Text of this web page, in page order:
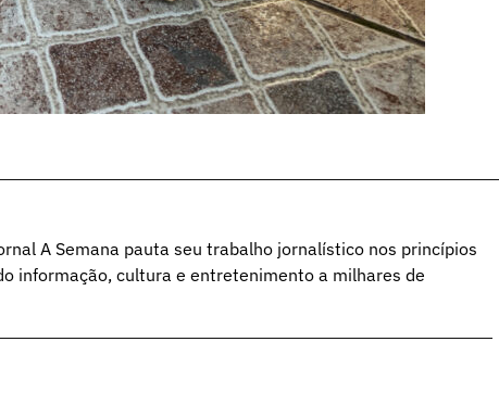
A Semana pauta seu trabalho jornalístico nos princípios
informação, cultura e entretenimento a milhares de